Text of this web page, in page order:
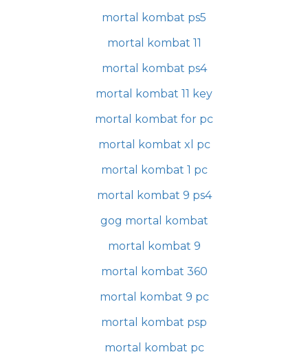
mortal kombat ps5
mortal kombat 11
mortal kombat ps4
mortal kombat 11 key
mortal kombat for pc
mortal kombat xl pc
mortal kombat 1 pc
mortal kombat 9 ps4
gog mortal kombat
mortal kombat 9
mortal kombat 360
mortal kombat 9 pc
mortal kombat psp
mortal kombat pc